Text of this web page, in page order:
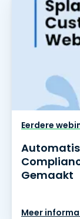
Eerdere
Gemaakt
Meer